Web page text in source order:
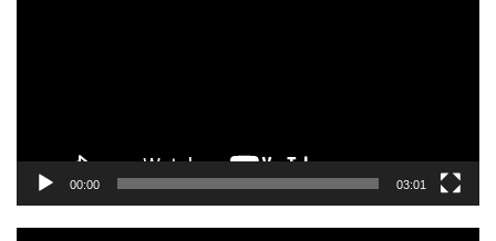
00:00 03:01